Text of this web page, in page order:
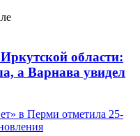
области:
а Варнава увидел